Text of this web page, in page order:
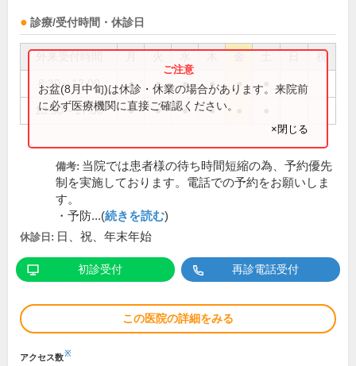
診療/受付時間・休診日
祝
8:30～12:00 ● ● ● ● ●
13:30～17:00 ● ● ● ●
お盆(8月中旬)は休診・休業の場合があります。来院前
に必ず医療機関に直接ご確認ください。
×閉じる
備考: 当院では患者様の待ち時間短縮の為、予約優先
制を実施しております。電話での予約をお願いしま
す。
・予防...(続きを読む)
休診日: 日、祝、年末年始
初診受付 再診電話受付
この医院の詳細をみる
アクセス数※